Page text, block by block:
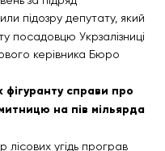
підозру депутату, який
посадовцю Укрзалізниці
керівника Бюро
фігуранту справи про
на пів мільярда
угідь програв